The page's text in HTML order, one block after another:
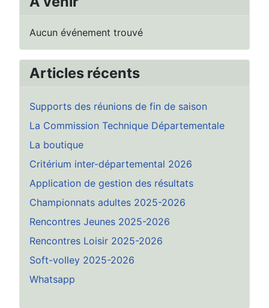
Aucun événement trouvé
Articles récents
Supports des réunions de fin de saison
La Commission Technique Départementale
La boutique
Critérium inter-départemental 2026
Application de gestion des résultats
Championnats adultes 2025-2026
Rencontres Jeunes 2025-2026
Rencontres Loisir 2025-2026
Soft-volley 2025-2026
Whatsapp